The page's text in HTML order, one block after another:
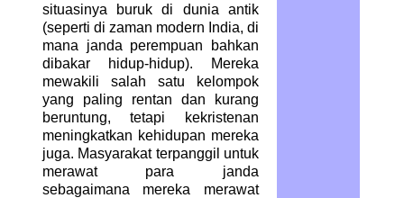
situasinya buruk di dunia antik
(seperti di zaman modern India, di
mana janda perempuan bahkan
dibakar hidup-hidup). Mereka
mewakili salah satu kelompok
yang paling rentan dan kurang
beruntung, tetapi kekristenan
meningkatkan kehidupan mereka
juga. Masyarakat terpanggil untuk
merawat para janda
sebagaimana mereka merawat